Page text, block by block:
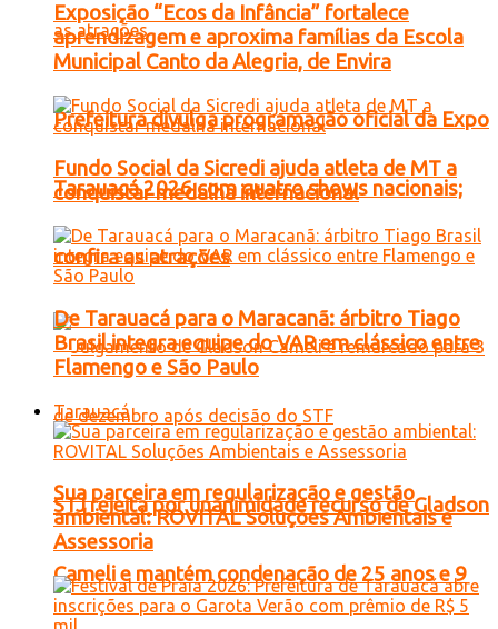
Prefeitura divulga programação oficial da Expo
Tarauacá 2026 com quatro shows nacionais;
confira as atrações
STJ rejeita por unanimidade recurso de Gladson
Cameli e mantém condenação de 25 anos e 9
Exposição “Ecos da Infância” fortalece
aprendizagem e aproxima famílias da Escola
Municipal Canto da Alegria, de Envira
Fundo Social da Sicredi ajuda atleta de MT a
conquistar medalha internacional
De Tarauacá para o Maracanã: árbitro Tiago
Brasil integra equipe do VAR em clássico entre
Flamengo e São Paulo
Tarauacá
Sua parceira em regularização e gestão
ambiental: ROVITAL Soluções Ambientais e
Assessoria